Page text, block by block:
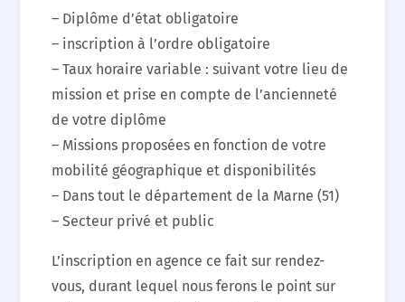
– Diplôme d’état obligatoire
– inscription à l’ordre obligatoire
– Taux horaire variable : suivant votre lieu de
mission et prise en compte de l’ancienneté
de votre diplôme
– Missions proposées en fonction de votre
mobilité géographique et disponibilités
– Dans tout le département de la Marne (51)
– Secteur privé et public
L’inscription en agence ce fait sur rendez-
vous, durant lequel nous ferons le point sur